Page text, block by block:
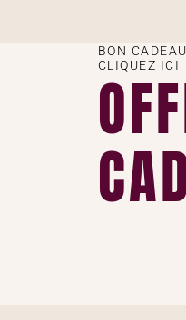
BON
CLIQUEZ ICI